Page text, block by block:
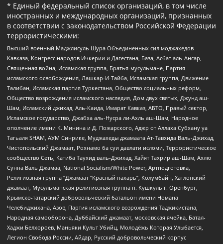
* Единый федеральный список организаций, в том числе
иностранных и международных организаций, признанных
в соответствии с законодательством Российской Федерации
террористическими:
Высший военный Маджлисуль Шура Объединенных сил моджахедов
Кавказа, Конгресс народов Ичкерии и Дагестана, База, Асбат аль-Ансар,
Священная война, Исламская группа, Братья-мусульмане, Партия
исламского освобождения, Лашкар-И-Тайба, Исламская группа, Движение
Талибан, Исламская партия Туркестана, Общество социальных реформ,
Общество возрождения исламского наследия, Дом двух святых, Джунд аш-
Шам, Исламский джихад, Аль-Каида, Имарат Кавказ, АБТО, Правый сектор,
Исламское государство, Джабха аль-Нусра ли-Ахль аш-Шам, Народное
ополчение имени К. Минина и Д. Пожарского, Аджр от Аллаха Субхану уа
Тагьаля SHAM, АУМ Синрике, Муджахеды джамаата Ат-Тавхида Валь-Джихад,
Чистопольский Джамаат, Рохнамо ба суи давлати исломи, Террористическое
сообщество Сеть, Катиба Таухид валь-Джихад, Хайят Тахрир аш-Шам, Ахлю
Сунна Валь Джамаа, National Socialism/White Power, Артподготовка,
Религиозная группа “Джамаат “Красный пахарь”, Колумбайн, Хатлонский
джамаат, Мусульманская религиозная группа п. Кушкуль г. Оренбург,
Крымско-татарский добровольческий батальон имени Номана
Челебиджихана, Азов, Партия исламского возрождения Таджикистана,
Народная самооборона, Дуббайский джамаат, московская ячейка, Батал-
Хаджи Белхороев, Маньяки Культ Убийц, Молодёжь Которая Улыбается,
Легион Свобода России, Айдар, Русский добровольческий корпус